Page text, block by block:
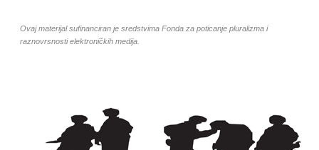
Ovaj materijal sufinanciran je sredstvima Fonda za poticanje pluralizma i
raznovrsnosti elektroničkih medija.